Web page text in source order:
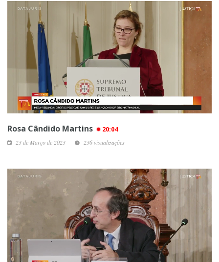
Rosa Cândido Martins 20:04
23 de Março de 2023 236 visualizações